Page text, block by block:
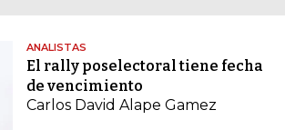
ANALISTAS
El rally poselectoral tiene fecha
de vencimiento
Carlos David Alape Gamez